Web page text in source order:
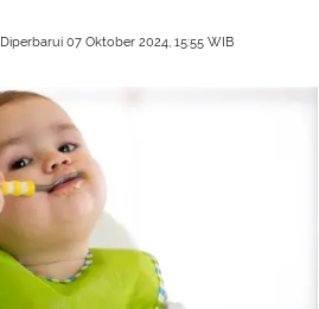
Diperbarui 07 Oktober 2024, 15:55 WIB